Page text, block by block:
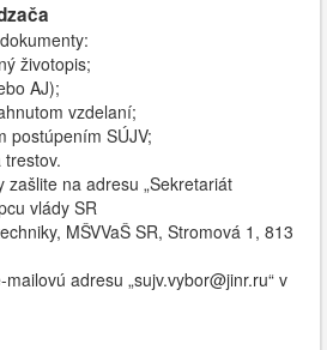
životopis;
AJ);
vzdelaní;
postúpením SÚJV;
zašlite na adresu „Sekretariát
vlády SR
MŠVVaŠ SR, Stromová 1, 813
adresu „sujv.vybor@jinr.ru“ v